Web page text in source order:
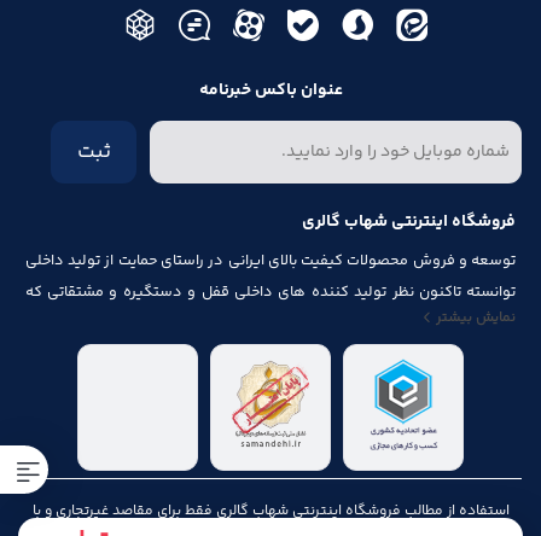
عنوان باکس خبرنامه
ثبت
فروشگاه اینترنتی شهاب گالری
توسعه و فروش محصولات کیفیت بالای ایرانی در راستای حمایت از تولید داخلی
توانسته تاکنون نظر تولید کننده های داخلی قفل و دستگیره و مشتقاتی که
مرتبط با درب و پنجره باشد از قبیل شماره پلاک، جک آرام بند ، فنر های در ، لولا ،
چرخ ، پیچ ، ریل ، پایه کابینت و لوازم آلات مصرف شده در کابینت را به خود جلب
نمایش بیشتر
استفاده از مطالب فروشگاه اینترنتی شهاب گالری فقط برای مقاصد غیرتجاری و با